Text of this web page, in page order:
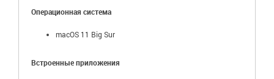
Операционная система
macOS 11 Big Sur
Встроенные приложения